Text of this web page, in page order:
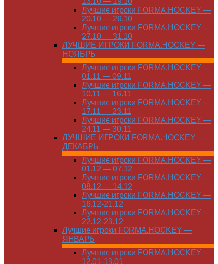
Лучшие игроки FORMA.HOCKEY —
20.10 — 26.10
Лучшие игроки FORMA.HOCKEY —
27.10 — 31.10
ЛУЧШИЕ ИГРОКИ FORMA.HOCKEY —
НОЯБРЬ
Лучшие игроки FORMA.HOCKEY —
01.11 — 09.11
Лучшие игроки FORMA.HOCKEY —
10.11 — 16.11
Лучшие игроки FORMA.HOCKEY —
17.11 — 23.11
Лучшие игроки FORMA.HOCKEY —
24.11 — 30.11
ЛУЧШИЕ ИГРОКИ FORMA.HOCKEY —
ДЕКАБРЬ
Лучшие игроки FORMA.HOCKEY —
01.12 — 07.12
Лучшие игроки FORMA.HOCKEY —
08.12 — 14.12
Лучшие игроки FORMA.HOCKEY —
16.12-21.12
Лучшие игроки FORMA.HOCKEY —
22.12-28.12
Лучшие игроки FORMA.HOCKEY —
ЯНВАРЬ
Лучшие игроки FORMA.HOCKEY —
12.01-18.01